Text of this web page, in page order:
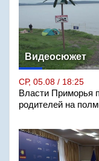
Видеосюжет
СР, 05.08 / 18:25
Власти Приморья
родителей на